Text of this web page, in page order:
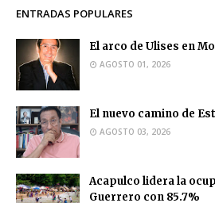
ENTRADAS POPULARES
El arco de Ulises en
AGOSTO 01, 2026
El nuevo camino de
AGOSTO 03, 2026
Acapulco lidera la
Guerrero con 85.7%